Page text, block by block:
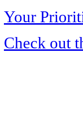
Your
Check out